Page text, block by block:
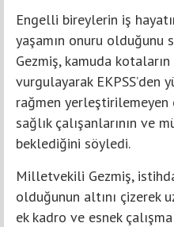
Engelli bireylerin iş
yaşamın onuru
Gezmiş, kamuda kotaların
vurgulayarak EKPSS’den
rağmen
sağlık çalışanlarının ve
beklediğini söyledi.
Milletvekili Gezmiş,
olduğunun altını çizerek
ek kadro ve esnek